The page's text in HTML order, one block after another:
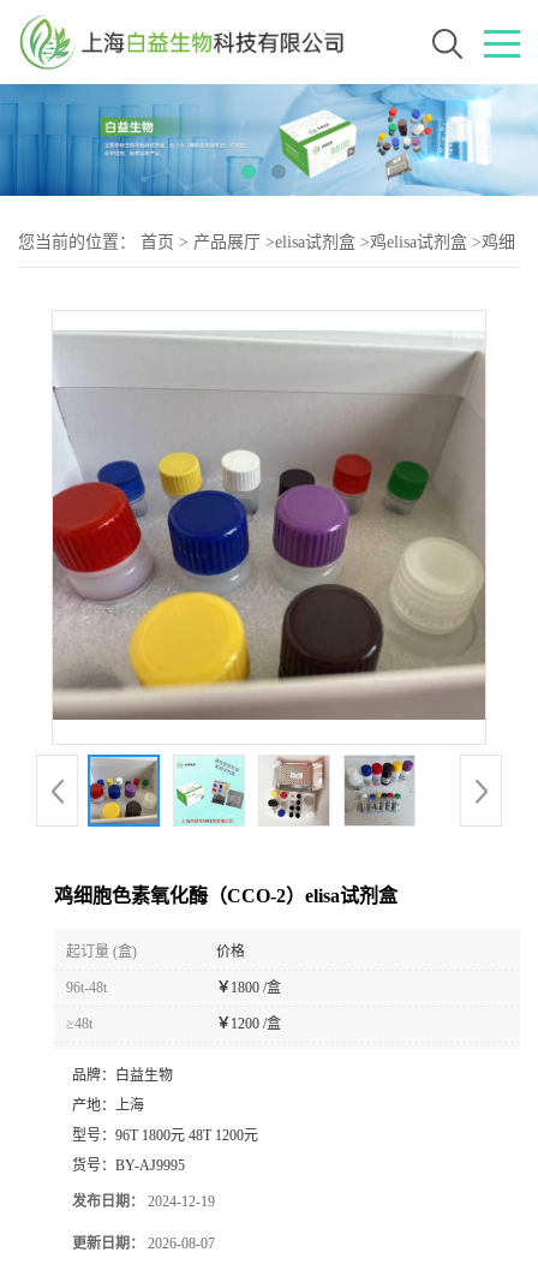
您当前的位置： 首页 > 产品展厅 >elisa试剂盒 >鸡elisa试剂盒 >鸡细
鸡细胞色素氧化酶（CCO-2）elisa试剂盒
起订量 (盒) 价格
96t-48t ￥ 1800 /盒
≥48t ￥ 1200 /盒
品牌：
白益生物
产地： 上海
型号： 96T 1800元 48T 1200元
货号： BY-AJ9995
发布日期： 2024-12-19
更新日期： 2026-08-07